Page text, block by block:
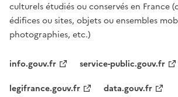
culturels étudiés ou conservés en France
édifices ou sites, objets ou ensembles
photographies, etc.)
info.gouv.fr
service-public.gouv.fr
legifrance.gouv.fr
data.gouv.fr